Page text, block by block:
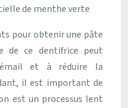
de menthe verte
pour obtenir une pâte
de ce dentifrice peut
et à réduire la
il est important de
est un processus lent